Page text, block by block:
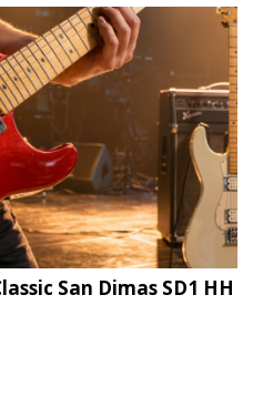
San Dimas SD1 HH